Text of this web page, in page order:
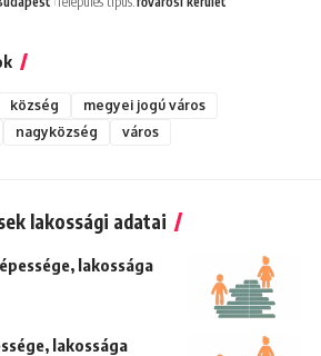
község
megyei jogú város
nagyközség város
lakossági adatai
lakossága
lakossága